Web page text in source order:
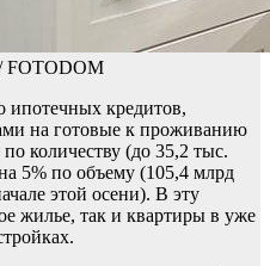
FOTODOM
ипотечных кредитов,
на готовые к проживанию
количеству (до 35,2 тыс.
5% по объему (105,4 млрд
этой осени). В эту
жилье, так и квартиры в уже